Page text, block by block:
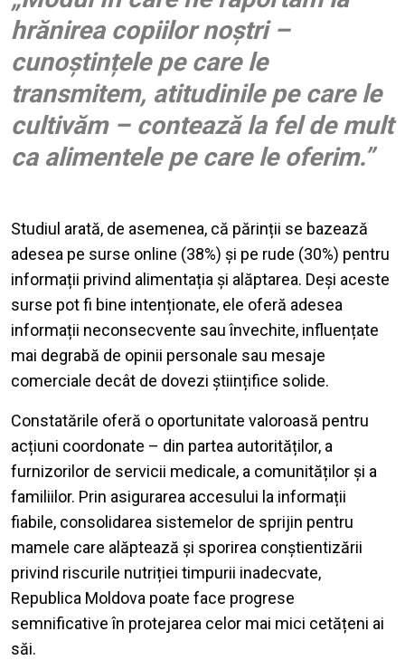
hrănirea copiilor noștri –
cunoștințele pe care le
transmitem, atitudinile pe care le
cultivăm – contează la fel de mult
ca alimentele pe care le oferim.”
Studiul arată, de asemenea, că părinții se bazează
adesea pe surse online (38%) și pe rude (30%) pentru
informații privind alimentația și alăptarea. Deși aceste
surse pot fi bine intenționate, ele oferă adesea
informații neconsecvente sau învechite, influențate
mai degrabă de opinii personale sau mesaje
comerciale decât de dovezi științifice solide.
Constatările oferă o oportunitate valoroasă pentru
acțiuni coordonate – din partea autorităților, a
furnizorilor de servicii medicale, a comunităților și a
familiilor. Prin asigurarea accesului la informații
fiabile, consolidarea sistemelor de sprijin pentru
mamele care alăptează și sporirea conștientizării
privind riscurile nutriției timpurii inadecvate,
Republica Moldova poate face progrese
semnificative în protejarea celor mai mici cetățeni ai
săi.